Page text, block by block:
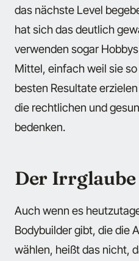
das nächste Level
hat sich das deutlich
verwenden sogar
Mittel, einfach weil sie
besten Resultate
die rechtlichen und
bedenken.
Der Irrglaube
Auch wenn es
Bodybuilder gibt, die die
wählen, heißt das nicht,